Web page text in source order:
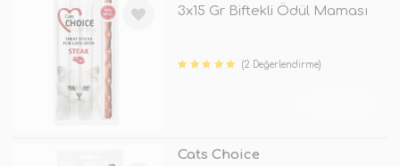
3x15 Gr Biftekli Ödül Maması
(2 Değerlendirme)
Cats Choice